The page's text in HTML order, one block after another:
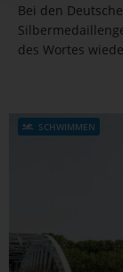
Bei den
des Wortes
SCHWIMMEN